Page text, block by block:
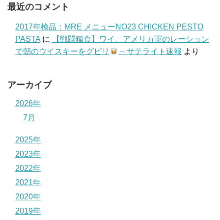
最近のコメント
2017年検品：MRE メニューNO23 CHICKEN PESTO
PASTA に
【戦闘糧食】ワイ、アメリカ軍のレーション
で朝のウイスキーをグビリ
– サテライト速報 より
アーカイブ
2026年
7月
2025年
2023年
2022年
2021年
2020年
2019年